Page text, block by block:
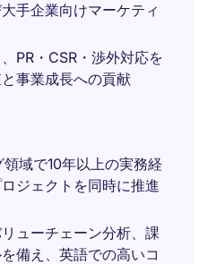
手企業向けマーケティ
PR・CSR・渉外対応を
事業成長への貢献
域で10年以上の実務経
ジェクトを同時に推進
ューチェーン分析、課
備え、英語での高いコ